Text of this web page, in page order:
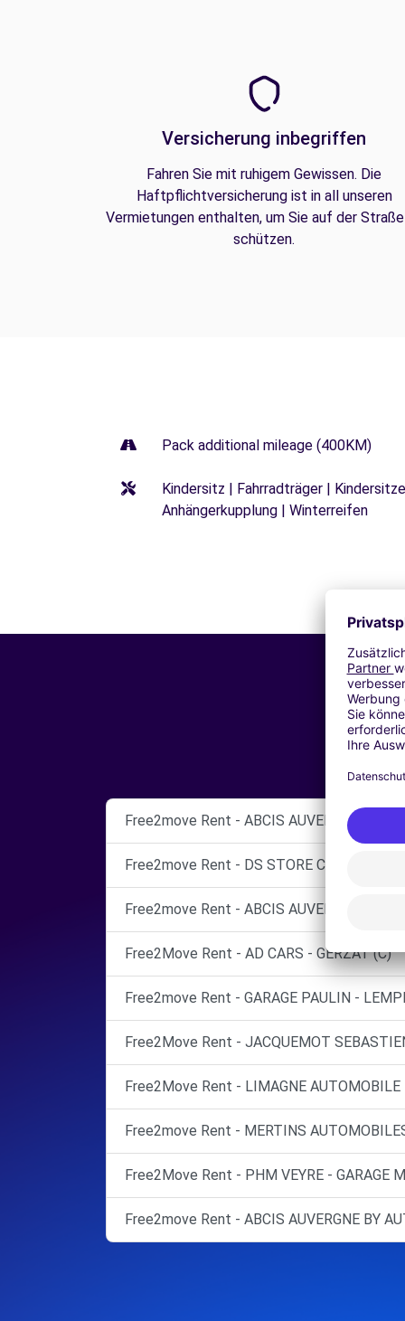
Versicherung inbegriffen
Fahren Sie mit ruhigem Gewissen. Die
Haftpflichtversicherung ist in all unseren
Vermietungen enthalten, um Sie auf der
schützen.
Pack additional mileage (400KM)
Kindersitz | Fahrradträger |
Anhängerkupplung | Winterreifen
Free2move Rent - ABCIS AUVERGNE BY
Free2move Rent - DS STORE CLERMONT-
Free2move Rent - ABCIS AUVERGNE BY
Free2Move Rent - AD CARS - GERZAT (C)
Free2move Rent - GARAGE PAULIN -
Free2Move Rent - JACQUEMOT
Free2Move Rent - LIMAGNE AUTOMOBILE
Free2move Rent - MERTINS
Free2Move Rent - PHM VEYRE - GARAGE
Free2move Rent - ABCIS AUVERGNE BY